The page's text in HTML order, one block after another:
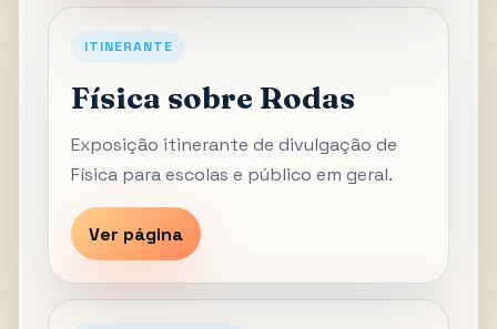
ITINERANTE
Física sobre Rodas
Exposição itinerante de divulgação de
Física para escolas e público em geral.
Ver página